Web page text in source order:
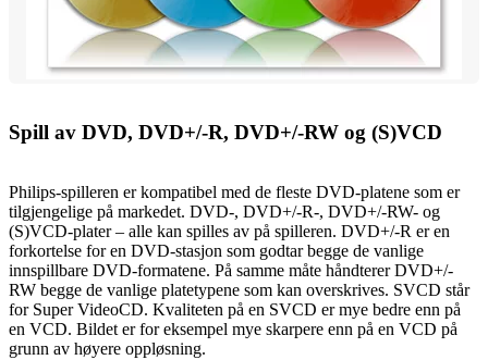
Spill av DVD, DVD+/-R, DVD+/-RW og (S)VCD
Philips-spilleren er kompatibel med de fleste DVD-platene som er
tilgjengelige på markedet. DVD-, DVD+/-R-, DVD+/-RW- og
(S)VCD-plater – alle kan spilles av på spilleren. DVD+/-R er en
forkortelse for en DVD-stasjon som godtar begge de vanlige
innspillbare DVD-formatene. På samme måte håndterer DVD+/-
RW begge de vanlige platetypene som kan overskrives. SVCD står
for Super VideoCD. Kvaliteten på en SVCD er mye bedre enn på
en VCD. Bildet er for eksempel mye skarpere enn på en VCD på
grunn av høyere oppløsning.